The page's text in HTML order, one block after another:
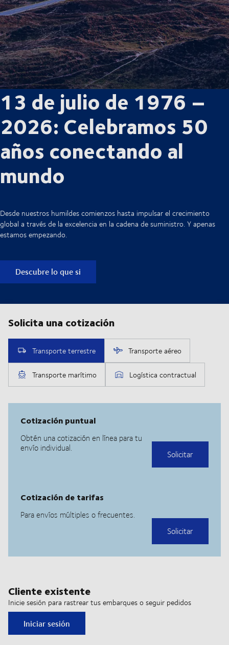
13 de julio de 1976 –
2026: Celebramos 50
años conectando al
mundo
Desde nuestros humildes comienzos hasta impulsar el crecimiento
global a través de la excelencia en la cadena de suministro. Y apenas
estamos empezando.
Descubre lo que si
Cliente existente
Inicie sesión para rastrear tus embarques o seguir pedidos
Iniciar sesión